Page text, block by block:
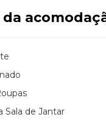
Sala de Jantar